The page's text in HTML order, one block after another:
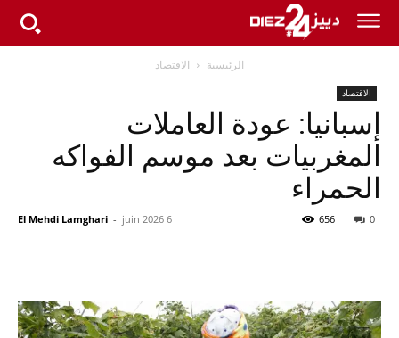
الرئيسية الاقتصاد
الاقتصاد
إسبانيا: عودة العاملات
المغربيات بعد موسم الفواكه
الحمراء
El Mehdi Lamghari - 6 juin 2026 0
656